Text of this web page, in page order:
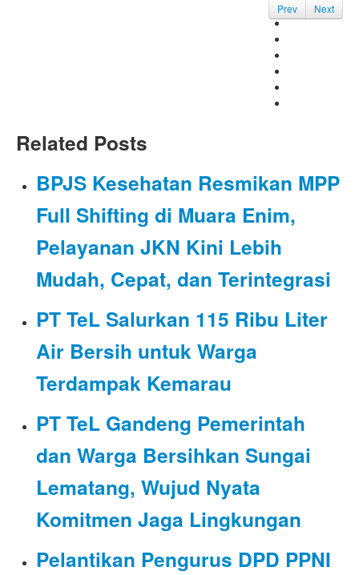
Prev Next
Related Posts
BPJS Kesehatan Resmikan MPP
Full Shifting di Muara Enim,
Pelayanan JKN Kini Lebih
Mudah, Cepat, dan Terintegrasi
PT TeL Salurkan 115 Ribu Liter
Air Bersih untuk Warga
Terdampak Kemarau
PT TeL Gandeng Pemerintah
dan Warga Bersihkan Sungai
Lematang, Wujud Nyata
Komitmen Jaga Lingkungan
Pelantikan Pengurus DPD PPNI